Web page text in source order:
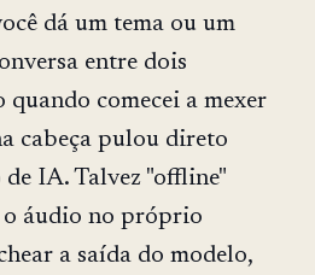
dá um tema ou um
entre dois
quando comecei a mexer
cabeça pulou direto
IA. Talvez "offline"
o áudio no próprio
a saída do modelo,